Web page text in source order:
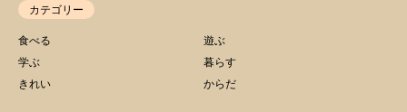
カテゴリー
食べる
遊ぶ
学ぶ
暮らす
きれい
からだ